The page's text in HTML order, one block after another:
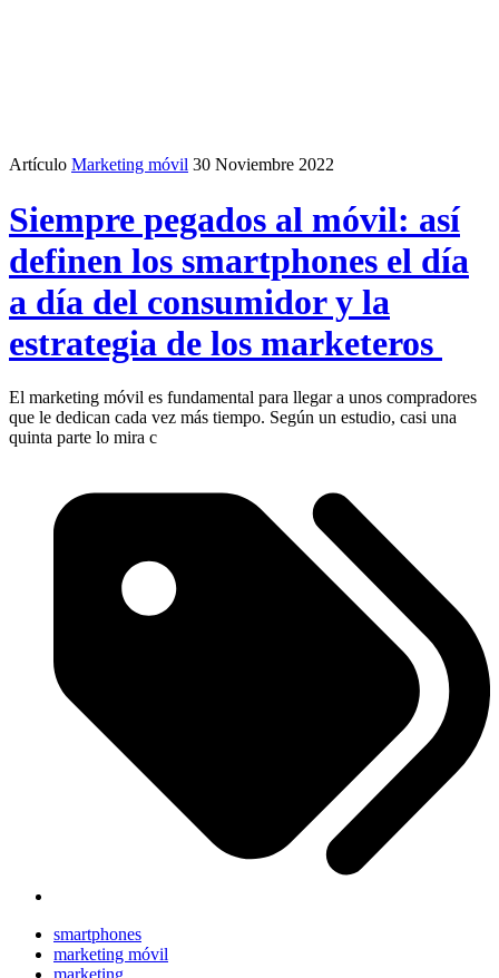
Artículo Marketing móvil 30 Noviembre 2022
Siempre pegados al móvil: así
definen los smartphones el día
a día del consumidor y la
estrategia de los marketeros
El marketing móvil es fundamental para llegar a unos compradores
que le dedican cada vez más tiempo. Según un estudio, casi una
quinta parte lo mira c
smartphones
marketing móvil
marketing